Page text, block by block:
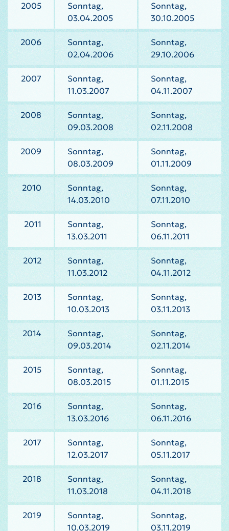
2005
Sonntag,
03.04.2005
Sonntag,
30.10.2005
2006
Sonntag,
02.04.2006
Sonntag,
29.10.2006
2007
Sonntag,
11.03.2007
Sonntag,
04.11.2007
2008
Sonntag,
09.03.2008
Sonntag,
02.11.2008
2009
Sonntag,
08.03.2009
Sonntag,
01.11.2009
2010
Sonntag,
14.03.2010
Sonntag,
07.11.2010
2011
Sonntag,
13.03.2011
Sonntag,
06.11.2011
2012
Sonntag,
11.03.2012
Sonntag,
04.11.2012
2013
Sonntag,
10.03.2013
Sonntag,
03.11.2013
2014
Sonntag,
09.03.2014
Sonntag,
02.11.2014
2015
Sonntag,
08.03.2015
Sonntag,
01.11.2015
2016
Sonntag,
13.03.2016
Sonntag,
06.11.2016
2017
Sonntag,
12.03.2017
Sonntag,
05.11.2017
2018
Sonntag,
11.03.2018
Sonntag,
04.11.2018
2019
Sonntag,
10.03.2019
Sonntag,
03.11.2019